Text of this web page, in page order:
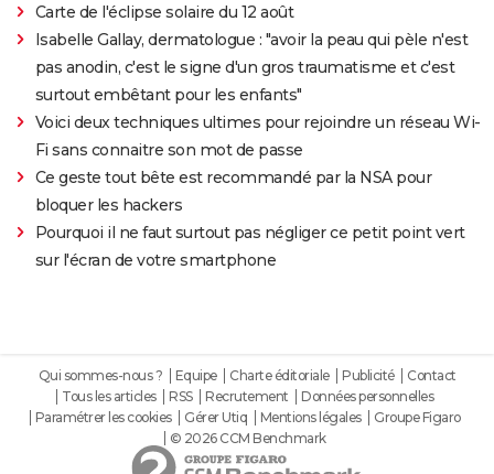
Carte de l'éclipse solaire du 12 août
Isabelle Gallay, dermatologue : "avoir la peau qui pèle n'est
pas anodin, c'est le signe d'un gros traumatisme et c'est
surtout embêtant pour les enfants"
Voici deux techniques ultimes pour rejoindre un réseau Wi-
Fi sans connaitre son mot de passe
Ce geste tout bête est recommandé par la NSA pour
bloquer les hackers
Pourquoi il ne faut surtout pas négliger ce petit point vert
sur l'écran de votre smartphone
Qui sommes-nous ? Equipe Charte éditoriale Publicité
Contact
Tous les articles
RSS Recrutement
Données personnelles
Paramétrer les cookies
Gérer Utiq Mentions légales
Groupe Figaro
© 2026 CCM Benchmark